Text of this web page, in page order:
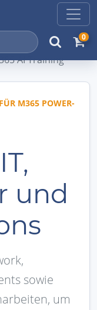
0
AI Training
M365 POWER-
und
sowie
um